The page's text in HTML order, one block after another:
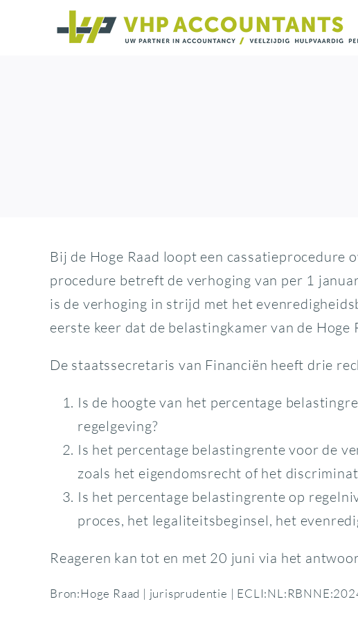
Bij de Hoge Raad loopt een cassatieprocedure
procedure betreft de verhoging van per 1
is de verhoging in strijd met het
eerste keer dat de belastingkamer van de
De staatssecretaris van Financiën heeft drie
Is de hoogte van het percentage
regelgeving?
Is het percentage belastingrente voor de
zoals het eigendomsrecht of het
Is het percentage belastingrente op
proces, het legaliteitsbeginsel, het
Reageren kan tot en met 20 juni via het
Bron:Hoge Raad | jurisprudentie |